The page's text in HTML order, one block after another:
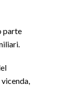
parte